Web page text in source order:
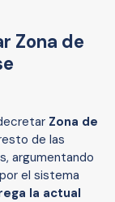
Zona de
Zona de
de las
argumentando
el sistema
la actual